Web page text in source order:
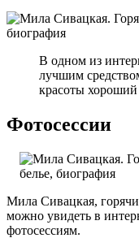
В одном из
лучшим
красоты
Фотосессии
Мила Сивацкая,
можно увидеть в
фотосессиям.